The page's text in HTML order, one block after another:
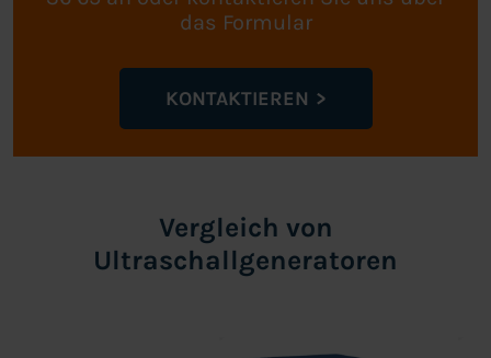
das Formular
KONTAKTIEREN
Vergleich von
Ultraschallgeneratoren